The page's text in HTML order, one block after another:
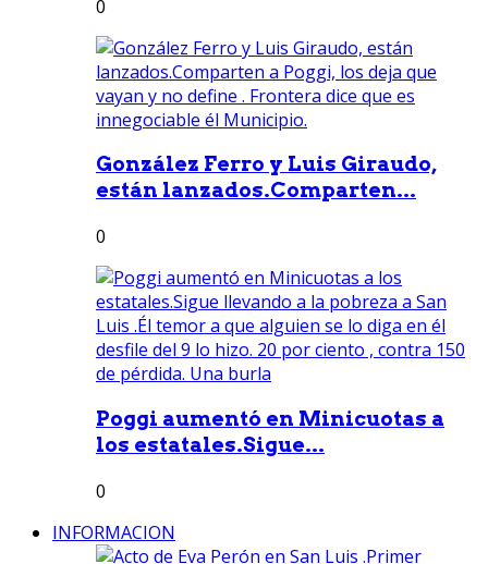
0
González Ferro y Luis Giraudo,
están lanzados.Comparten...
0
Poggi aumentó en Minicuotas a
los estatales.Sigue...
0
INFORMACION